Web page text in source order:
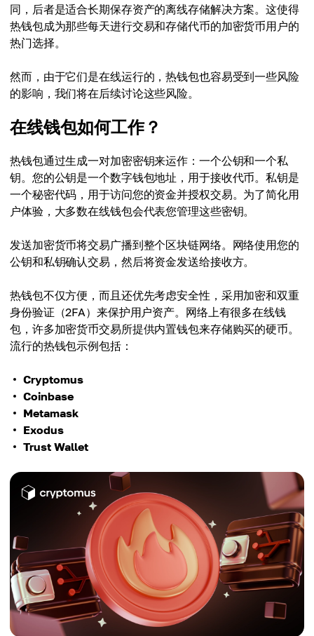
同，后者是适合长期保存资产的离线存储解决方案。这使得
热钱包成为那些每天进行交易和存储代币的加密货币用户的
热门选择。
然而，由于它们是在线运行的，热钱包也容易受到一些风险
的影响，我们将在后续讨论这些风险。
在线钱包如何工作？
热钱包通过生成一对加密密钥来运作：一个公钥和一个私
钥。您的公钥是一个数字钱包地址，用于接收代币。私钥是
一个秘密代码，用于访问您的资金并授权交易。为了简化用
户体验，大多数在线钱包会代表您管理这些密钥。
发送加密货币将交易广播到整个区块链网络。网络使用您的
公钥和私钥确认交易，然后将资金发送给接收方。
热钱包不仅方便，而且还优先考虑安全性，采用加密和双重
身份验证（2FA）来保护用户资产。网络上有很多在线钱
包，许多加密货币交易所提供内置钱包来存储购买的硬币。
流行的热钱包示例包括：
Cryptomus
Coinbase
Metamask
Exodus
Trust Wallet